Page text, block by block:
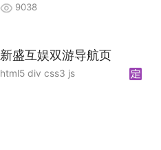
9038
新盛互娱双游导航页
html5 div css3 js